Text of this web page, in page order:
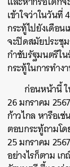
เข้าใจว่าในวัน
กระทู้ไปยังเดือ
จะปิดสมัยประชุ
กำชับรัฐมนตรีใ
กระทู้ในการทำ
ก่อนหน้านี้
26 มกราคม
ก้าวไกล หารือเ
ตอบกระทู้ถามโ
25 มกราคม
อย่างไรก็ตาม เ
ค้นหา